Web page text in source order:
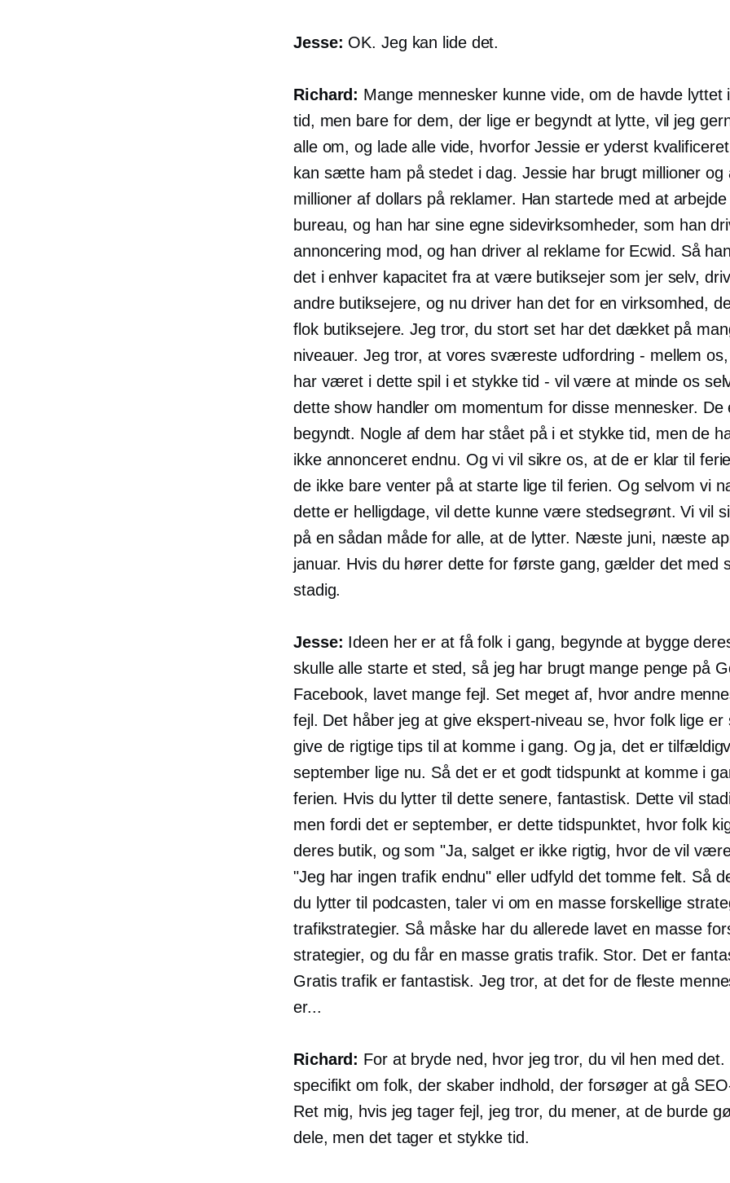
Jesse: OK. Jeg kan lide det.
Richard: Mange mennesker kunne vide, om de havde lyttet
tid, men bare for dem, der lige er begyndt at lytte, vil jeg
alle om, og lade alle vide, hvorfor Jessie er yderst
kan sætte ham på stedet i dag. Jessie har brugt millioner og
millioner af dollars på reklamer. Han startede med at
bureau, og han har sine egne sidevirksomheder, som han
annoncering mod, og han driver al reklame for Ecwid. Så
det i enhver kapacitet fra at være butiksejer som jer selv,
andre butiksejere, og nu driver han det for en virksomhed,
flok butiksejere. Jeg tror, ​​du stort set har det dækket på
niveauer. Jeg tror, ​​at vores sværeste udfordring - mellem
har været i dette spil i et stykke tid - vil være at minde os
dette show handler om momentum for disse mennesker. De
begyndt. Nogle af dem har stået på i et stykke tid, men de
ikke annonceret endnu. Og vi vil sikre os, at de er klar til
de ikke bare venter på at starte lige til ferien. Og selvom vi
dette er helligdage, vil dette kunne være stedsegrønt. Vi vil
på en sådan måde for alle, at de lytter. Næste juni, næste
januar. Hvis du hører dette for første gang, gælder det med
stadig.
Jesse: Ideen her er at få folk i gang, begynde at bygge
skulle alle starte et sted, så jeg har brugt mange penge på
Facebook, lavet mange fejl. Set meget af, hvor andre
fejl. Det håber jeg at giveekspert-niveau se, hvor folk lige er
give de rigtige tips til at komme i gang. Og ja, det er
september lige nu. Så det er et godt tidspunkt at komme i
ferien. Hvis du lytter til dette senere, fantastisk. Dette vil
men fordi det er september, er dette tidspunktet, hvor folk
deres butik, og som "Ja, salget er ikke rigtig, hvor de vil
"Jeg har ingen trafik endnu" eller udfyld det tomme felt. Så
du lytter til podcasten, taler vi om en masse forskellige
trafikstrategier. Så måske har du allerede lavet en masse
strategier, og du får en masse gratis trafik. Stor. Det er
Gratis trafik er fantastisk. Jeg tror, ​​at det for de fleste
er...
Richard: For at bryde ned, hvor jeg tror, ​​du vil hen med det.
specifikt om folk, der skaber indhold, der forsøger at gå
Ret mig, hvis jeg tager fejl, jeg tror, ​​du mener, at de burde
dele, men det tager et stykke tid.